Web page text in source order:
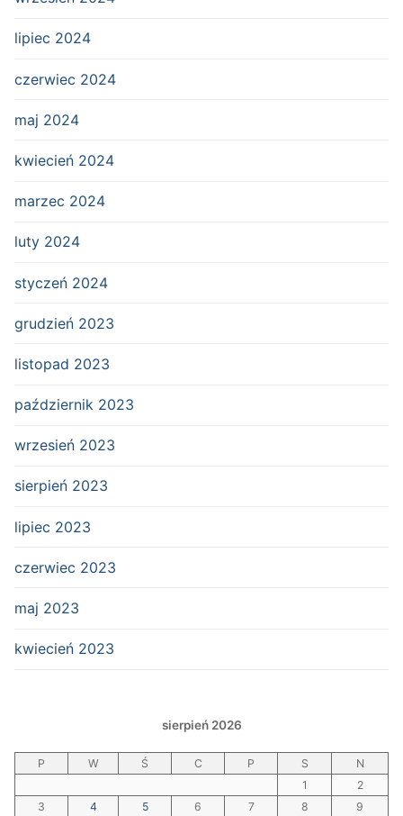
lipiec 2024
czerwiec 2024
maj 2024
kwiecień 2024
marzec 2024
luty 2024
styczeń 2024
grudzień 2023
listopad 2023
październik 2023
wrzesień 2023
sierpień 2023
lipiec 2023
czerwiec 2023
maj 2023
kwiecień 2023
sierpień 2026
P W Ś C P S
N
1
2
3
4 5 6 7 8 9